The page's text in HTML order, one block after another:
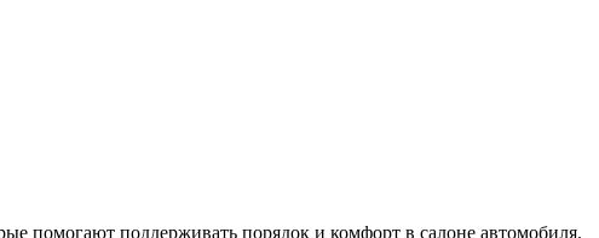
помогают поддерживать порядок и комфорт в салоне автомобиля.